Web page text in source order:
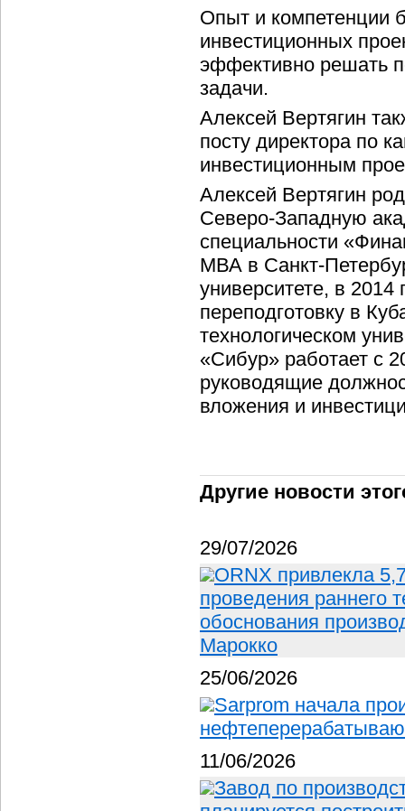
Опыт и компетенции
инвестиционных
эффективно решать
задачи.
Алексей Вертягин
посту директора по
инвестиционным
Алексей Вертягин
Северо-Западную
специальности
МВА в Санкт-
университете, в
переподготовку в
технологическом
«Сибур» работает с
руководящие
вложения и
Другие новости
29/07/2026
ORNX привлекла
проведения раннего
обоснования
Марокко
25/06/2026
Sarprom начала
11/06/2026
Завод по